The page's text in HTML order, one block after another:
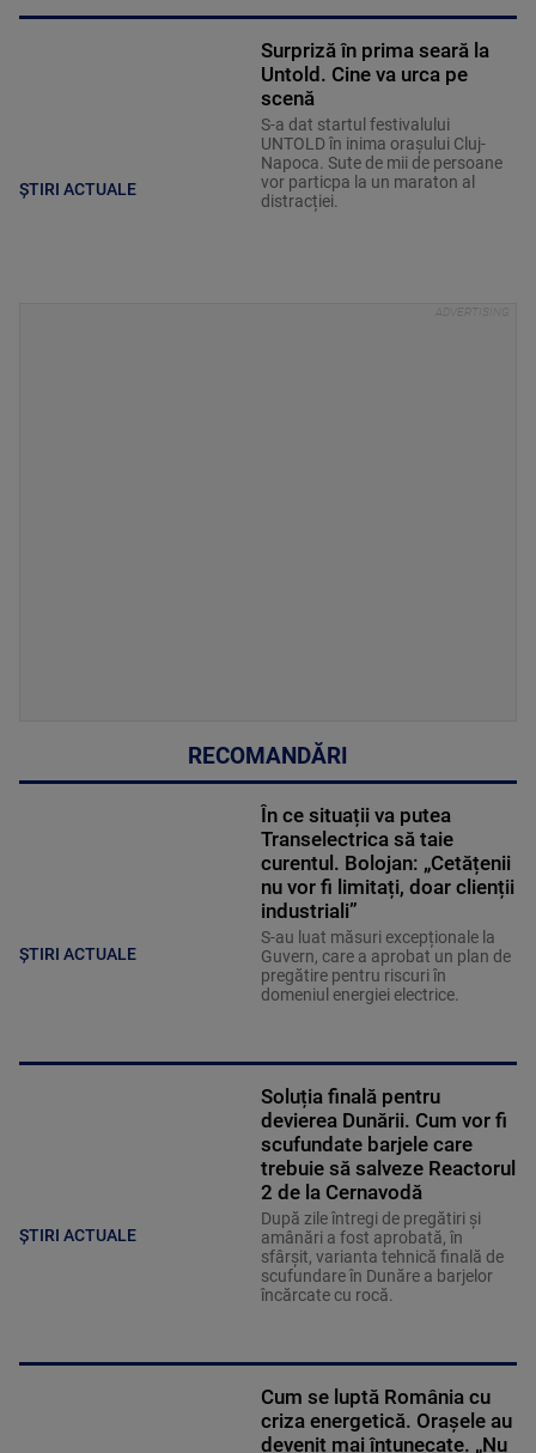
ȘTIRI ACTUALE
Surpriză în prima seară la
Untold. Cine va urca pe
scenă
S-a dat startul festivalului
UNTOLD în inima orașului Cluj-
Napoca. Sute de mii de persoane
vor particpa la un maraton al
distracției.
RECOMANDĂRI
ȘTIRI ACTUALE
În ce situații va putea
Transelectrica să taie
curentul. Bolojan: „Cetățenii
nu vor fi limitați, doar clienții
industriali”
S-au luat măsuri excepționale la
Guvern, care a aprobat un plan de
pregătire pentru riscuri în
domeniul energiei electrice.
ȘTIRI ACTUALE
Soluția finală pentru
devierea Dunării. Cum vor fi
scufundate barjele care
trebuie să salveze Reactorul
2 de la Cernavodă
După zile întregi de pregătiri și
amânări a fost aprobată, în
sfârșit, varianta tehnică finală de
scufundare în Dunăre a barjelor
încărcate cu rocă.
Cum se luptă România cu
criza energetică. Orașele au
devenit mai întunecate. „Nu